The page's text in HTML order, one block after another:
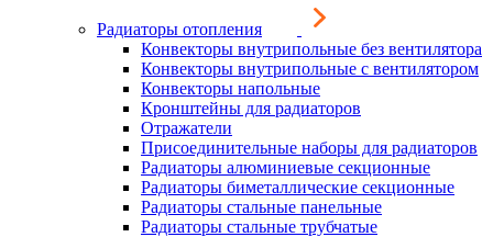
Радиаторы отопления
Конвекторы внутрипольные без вентилятора
Конвекторы внутрипольные с вентилятором
Конвекторы напольные
Кронштейны для радиаторов
Отражатели
Присоединительные наборы для радиаторов
Радиаторы алюминиевые секционные
Радиаторы биметаллические секционные
Радиаторы стальные панельные
Радиаторы стальные трубчатые